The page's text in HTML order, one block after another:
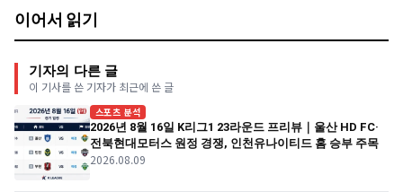
이어서 읽기
기자의 다른 글
이 기사를 쓴 기자가 최근에 쓴 글
스포츠 분석
2026년 8월 16일 K리그1 23라운드 프리뷰｜울산 HD FC·
전북현대모터스 원정 경쟁, 인천유나이티드 홈 승부 주목
2026.08.09